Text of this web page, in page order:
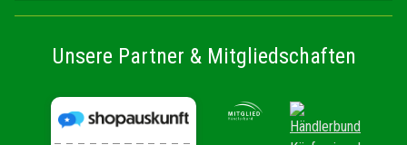
Unsere Partner & Mitgliedschaften